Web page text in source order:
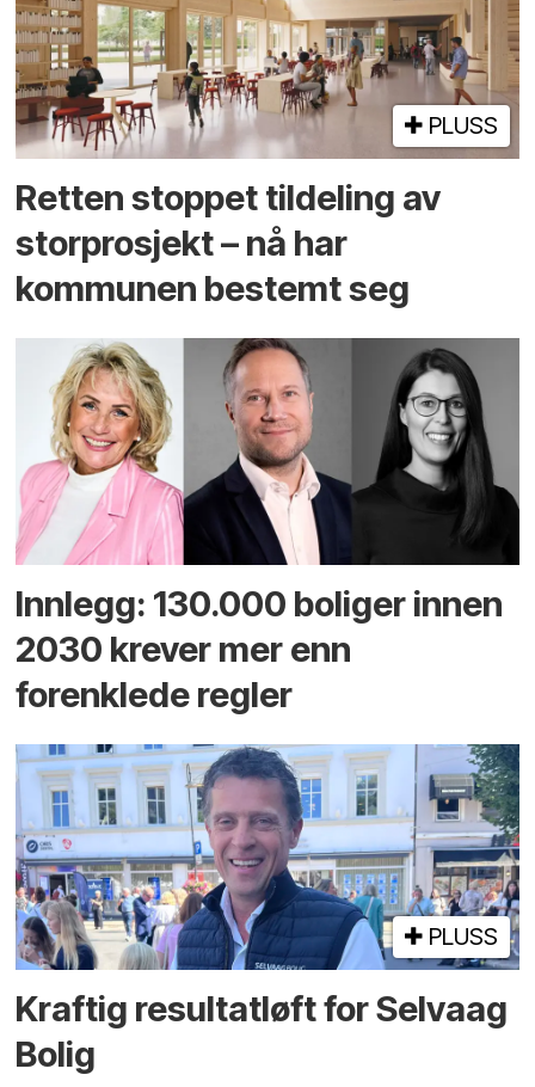
PLUSS
Retten stoppet tildeling av
storprosjekt – nå har
kommunen bestemt seg
Innlegg: 130.000 boliger innen
2030 krever mer enn
forenklede regler
PLUSS
Kraftig resultatløft for Selvaag
Bolig